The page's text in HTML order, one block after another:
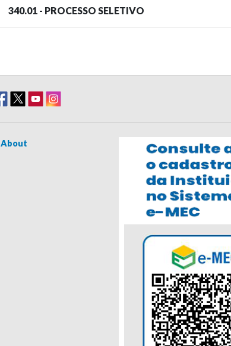
340.01 - PROCESSO SELETIVO
About